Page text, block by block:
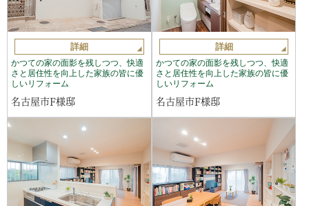
詳細
かつての家の面影を残しつつ、快適
さと居住性を向上した家族の皆に優
しいリフォーム
名古屋市F様邸
詳細
かつての家の面影を残しつつ、快適
さと居住性を向上した家族の皆に優
しいリフォーム
名古屋市F様邸